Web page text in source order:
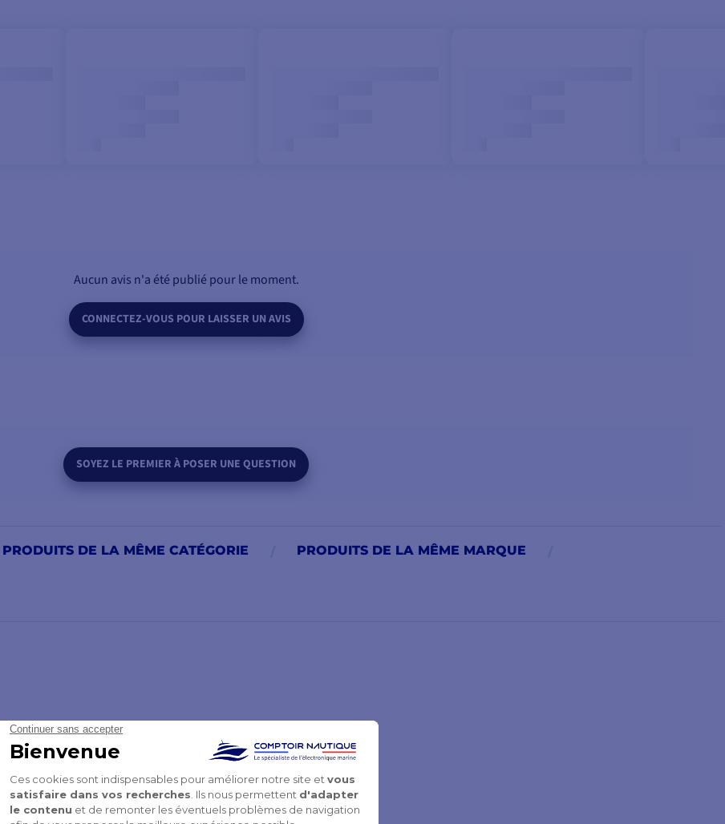
Aucun avis n'a été publié pour le moment.
CONNECTEZ-VOUS POUR LAISSER UN AVIS
SOYEZ LE PREMIER À POSER UNE QUESTION
PRODUITS DE LA MÊME CATÉGORIE PRODUITS DE LA MÊME MARQUE